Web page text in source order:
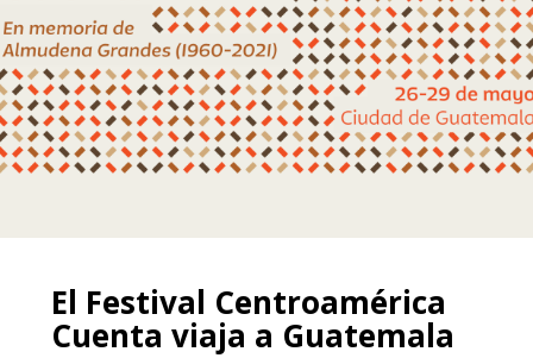
El Festival Centroamérica
Cuenta viaja a Guatemala